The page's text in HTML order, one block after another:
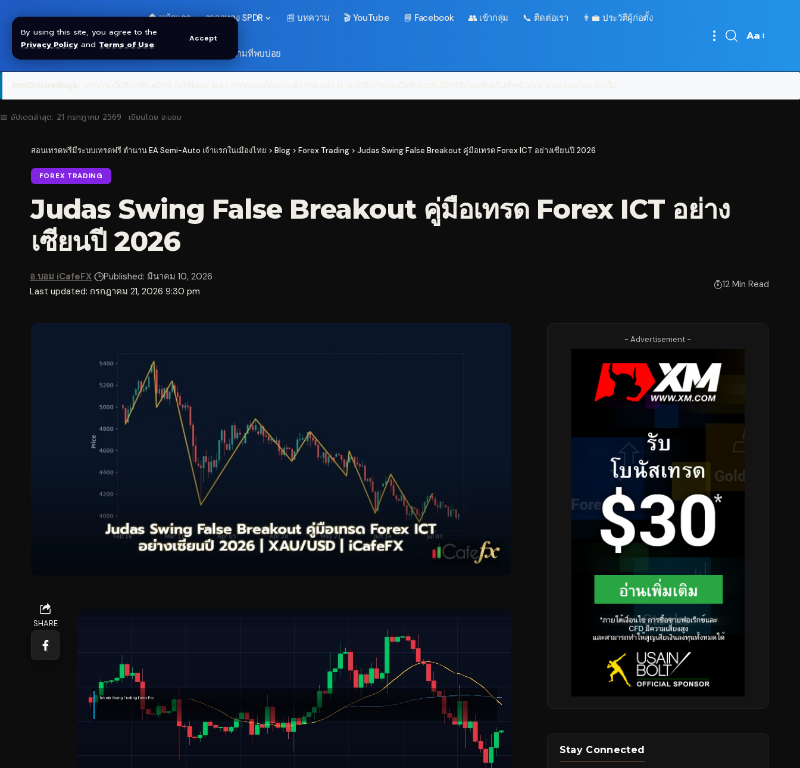
By using this site, you agree to the
Privacy Policy and Terms of Use.
Accept
🏠 หน้าแรก ราคาทอง SPDR 📰 บทความ 🎬 YouTube 📘 Facebook 👥 เข้ากลุ่ม 📞 ติดต่อเรา 👨‍💼 ประวัติผู้ก่อตั้ง
❓ คำถามที่พบบ่อย
Font
Aa
📅 อัปเดตล่าสุด: 21 กรกฎาคม 2569 · เขียนโดย อ.บอม
สอนเทรดฟรีมีระบบเทรดฟรี ตำนาน EA Semi-Auto เจ้าแรกในเมืองไทย > Blog > Forex Trading > Judas Swing False Breakout คู่มือเทรด Forex ICT อย่างเซียนปี 2026
FOREX TRADING
Judas Swing False Breakout คู่มือเทรด Forex ICT อย่าง
เซียนปี 2026
Last updated: กรกฎาคม 21, 2026 9:30 pm
อ.บอม iCafeFX Published: มีนาคม 10, 2026
12 Min Read
SHARE
- Advertisement -
Stay Connected